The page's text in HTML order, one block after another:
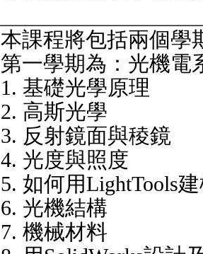
本課程將包括兩個學
第一學期為：光機電
1. 基礎光學原理
2. 高斯光學
3. 反射鏡面與稜鏡
4. 光度與照度
5. 如何用LightTools
6. 光機結構
7. 機械材料